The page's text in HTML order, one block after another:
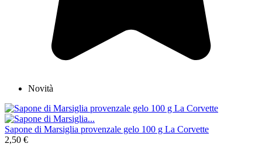
Novità
Sapone di Marsiglia provenzale gelo 100 g La Corvette
2,50 €